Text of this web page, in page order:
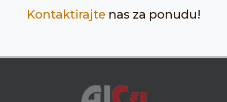
Kontaktirajtenas za ponudu!